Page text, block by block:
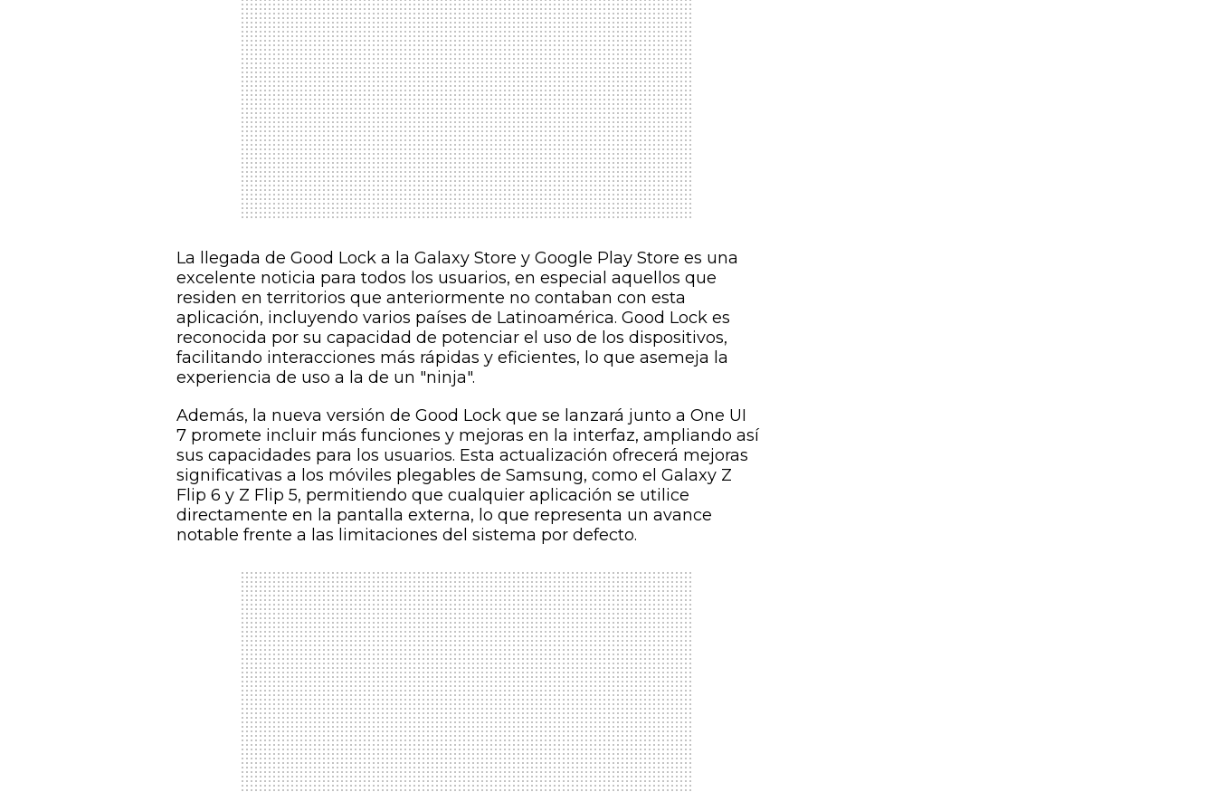
La llegada de Good Lock a la Galaxy Store y Google Play Store es una
excelente noticia para todos los usuarios, en especial aquellos que
residen en territorios que anteriormente no contaban con esta
aplicación, incluyendo varios países de Latinoamérica. Good Lock es
reconocida por su capacidad de potenciar el uso de los dispositivos,
facilitando interacciones más rápidas y eficientes, lo que asemeja la
experiencia de uso a la de un "ninja".
Además, la nueva versión de Good Lock que se lanzará junto a One UI
7 promete incluir más funciones y mejoras en la interfaz, ampliando así
sus capacidades para los usuarios. Esta actualización ofrecerá mejoras
significativas a los móviles plegables de Samsung, como el Galaxy Z
Flip 6 y Z Flip 5, permitiendo que cualquier aplicación se utilice
directamente en la pantalla externa, lo que representa un avance
notable frente a las limitaciones del sistema por defecto.